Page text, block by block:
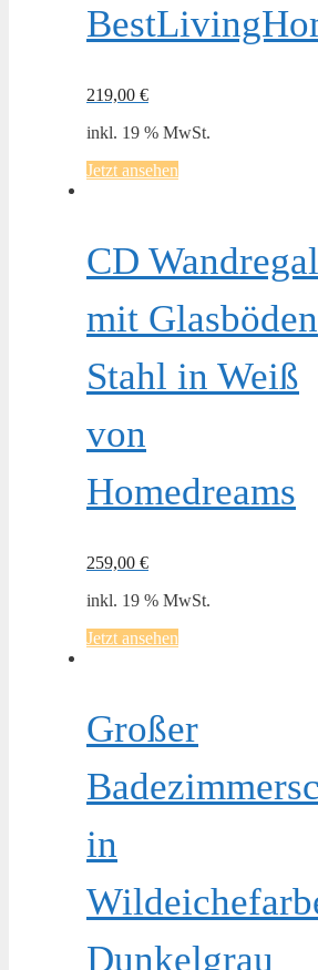
219,00 €
inkl. 19 % MwSt.
Jetzt ansehen
CD Wandregal
mit Glasböden
Stahl in Weiß
von
Homedreams
259,00 €
inkl. 19 % MwSt.
Jetzt ansehen
Großer
in
Dunkelgrau